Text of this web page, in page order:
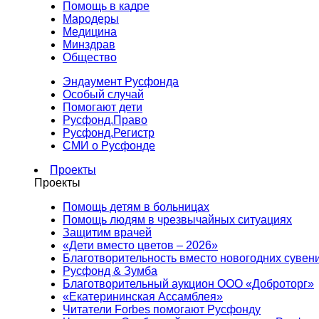
Помощь в кадре
Мародеры
Медицина
Минздрав
Общество
Эндаумент Русфонда
Особый случай
Помогают дети
Русфонд.Право
Русфонд.Регистр
СМИ о Русфонде
Проекты
Проекты
Помощь детям в больницах
Помощь людям в чрезвычайных ситуациях
Защитим врачей
«Дети вместо цветов – 2026»
Благотворительность вместо новогодних
Русфонд & Зумба
Благотворительный аукцион ООО «Доброторг»
«Екатерининская Ассамблея»
Читатели Forbes помогают Русфонду